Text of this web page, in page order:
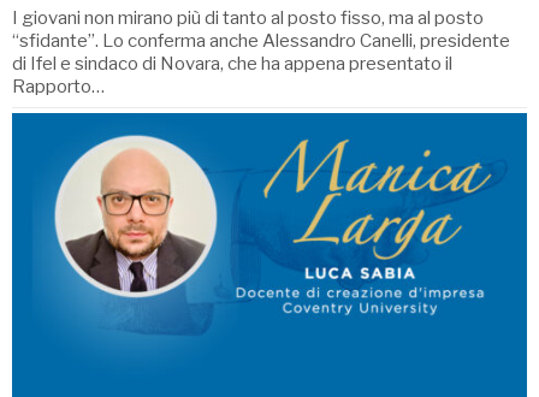
I giovani non mirano più di tanto al posto fisso, ma al posto
“sfidante”. Lo conferma anche Alessandro Canelli, presidente
di Ifel e sindaco di Novara, che ha appena presentato il
Rapporto…